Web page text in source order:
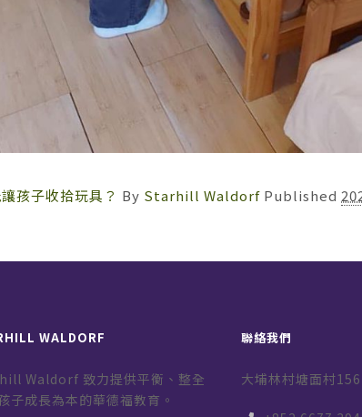
孩子收拾玩具？ By Starhill Waldorf Published
WALDORF
Waldorf 致力提供平衡、整全
子成長為本的華德福教育。
聯絡我們
大埔林村塘面村